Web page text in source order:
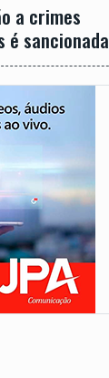
a crimes
sancionada